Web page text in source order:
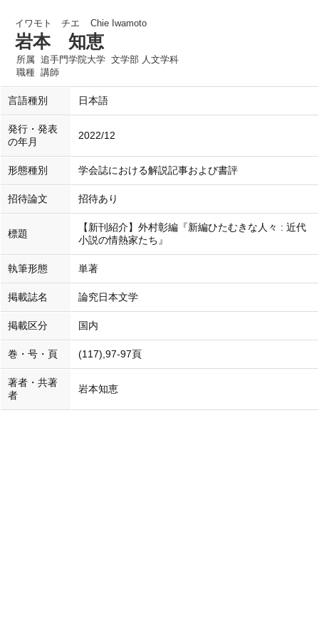
イワモト チエ Chie Iwamoto
岩本 知恵
所属 追手門学院大学 文学部 人文学科
職種 講師
言語種別 日本語
発行・発表
の年月
2022/12
形態種別 学会誌における解説記事および書評
招待論文 招待あり
標題
【新刊紹介】外村彰編『新編ひたむきな人々 : 近代
小説の情熱家たち』
執筆形態 単著
掲載誌名 論究日本文学
掲載区分 国内
巻・号・頁 (117),97-97頁
著者・共著
者
岩本知恵